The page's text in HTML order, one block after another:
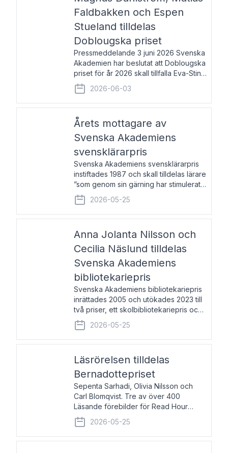
Faldbakken och Espen
Stueland tilldelas
Doblougska priset
Pressmeddelande 3 juni 2026 Svenska
Akademien har beslutat att Doblougska
priset för år 2026 skall tillfalla Eva-Stina
Byggmästar, Magnus Dahlström, Matias
Faldbakken samt Espen Stueland.
Prisbeloppet är 200 000 svenska
2026-06-03
Årets mottagare av
Svenska Akademiens
svensklärarpris
Svenska Akademiens svensklärarpris
instiftades 1987 och skall tilldelas lärare
”som genom sin gärning har stimulerat
intresset hos unga människor för
svenska språket och litteraturen”.
Prisutdelning och samtal med
2026-05-25
Anna Jolanta Nilsson och
Cecilia Näslund tilldelas
Svenska Akademiens
bibliotekariepris
Svenska Akademiens bibliotekariepris
inrättades 2005 och utökades 2023 till
två priser, ett skolbibliotekariepris och
ett folkbibliotekariepris. Priserna skall
tilldelas bibliotekarier vid svenska folk-
och skolbibliotek som gjort värdefull
2026-05-25
Läsrörelsen tilldelas
Bernadottepriset
Sepenta Sarhadi, Olivia Nilsson och
Carl Blomqvist. Tre av över 400
Läsande förebilder för Read Hour
Sverige. Foto: Michael Wall. Den ideella
föreningen Läsrörelsen tilldelas
Bernadottepriset 2026 för att den
2026-05-25